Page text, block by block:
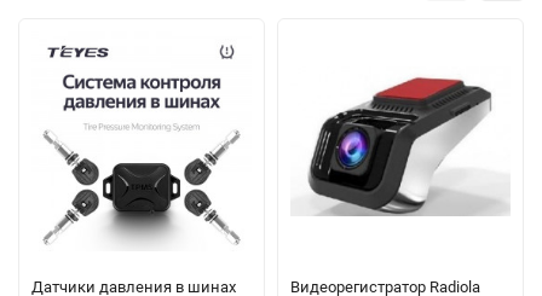
Датчики давления в шинах
Видеорегистратор Radiola